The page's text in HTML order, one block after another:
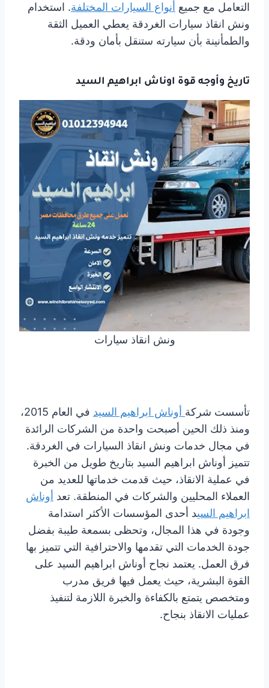
التعامل مع جميع أنواع السيارات المختلفة. استخدام
ونش انقاذ سيارات الغردقة يعطي العميل الثقة
والطمأنينة بأن سيارته ستنقل بأمان ودقة.
تاريخ وأوجه قوة اوناش ابراهيم السيد
ونش انقاذ سيارات
تأسست شركة أوناش ابراهيم السيد
في العام 2015،
ومنذ ذلك الحين أصبحت واحدة من الشركات الرائدة
في مجال خدمات ونش انقاذ السيارات في الغردقة.
تتميز أوناش ابراهيم السيد بتاريخ طويل من الخبرة
في عملية الانقاذ، حيث قدمت خدماتها للعديد من
العملاء المحليين والشركات في المنطقة. تعد أوناش
ابراهيم السيد أحدى المؤسسات الأكثر استدامة
وجودة في هذا المجال، وتحظى بسمعة طيبة بفضل
جودة الخدمات التي تقدمها والاحترافية التي تتميز بها
فرق العمل. يعتمد نجاح أوناش ابراهيم السيد على
القوة البشرية، حيث يعمل فيها فريق مدرب
ومتخصص يتمتع بالكفاءة والخبرة اللازمة لتنفيذ
عمليات الانقاذ بنجاح.